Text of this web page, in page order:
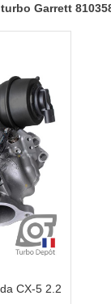
Garrett
CX-5 2.2